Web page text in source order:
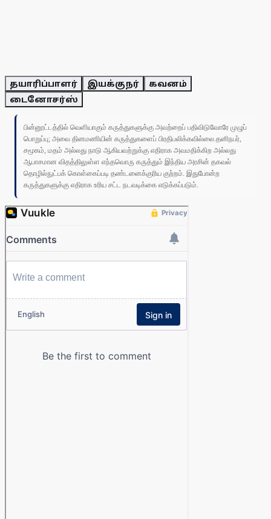
தயாரிப்பாளர் இயக்குநர்
கவனம்
டைனோசர்ஸ்
பின்னூட்டத்தில் வெளியாகும் கருத்துகளுக்கு அவற்றைப் பதிவிடுவோரே முழுப்
பொறுப்பு; அவை தினமணியின் கருத்துகளைப் பிரதிபலிக்கவில்லை.தனிநபர்,
சமூகம், மதம் அல்லது நாடு ஆகியவற்றுக்கு எதிராக அவமதிக்கிற அல்லது
ஆபாசமான விதத்திலுள்ள எந்தவொரு கருத்தும் இந்திய அரசின் தகவல்
தொழில்நுட்பக் கொள்கைப்படி தண்டனைக்குரிய குற்றம். இதுபோன்ற
கருத்துகளுக்கு எதிராக உரிய சட்ட நடவடிக்கை எடுக்கப்படும்.